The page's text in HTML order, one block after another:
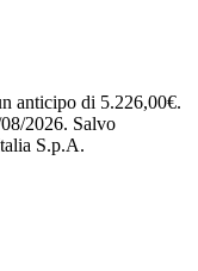
anticipo di 5.226,00€.
2026. Salvo
S.p.A.